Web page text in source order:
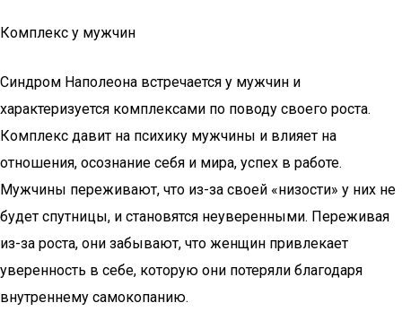
Комплекс у мужчин
Синдром Наполеона встречается у мужчин и
характеризуется комплексами по поводу своего роста.
Комплекс давит на психику мужчины и влияет на
отношения, осознание себя и мира, успех в работе.
Мужчины переживают, что из-за своей «низости» у них не
будет спутницы, и становятся неуверенными. Переживая
из-за роста, они забывают, что женщин привлекает
уверенность в себе, которую они потеряли благодаря
внутреннему самокопанию.